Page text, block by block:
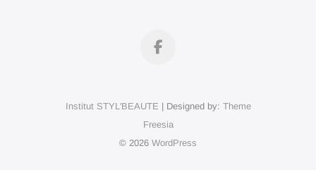
Facebook
Institut STYL'BEAUTE | Designed by: Theme
Freesia
© 2026 WordPress